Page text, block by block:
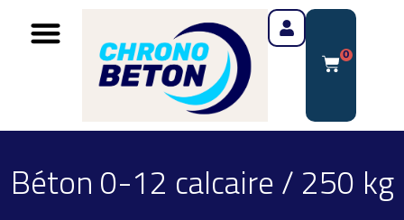
0
Béton 0-12 calcaire / 250 kg